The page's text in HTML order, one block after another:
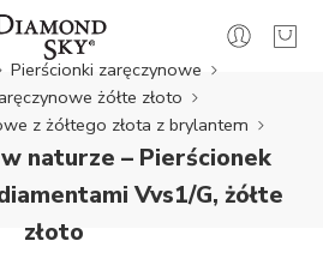
Pierścionki zaręczynowe
żółte złoto
z żółtego złota z brylantem
naturze – Pierścionek
Vvs1/G, żółte
złoto